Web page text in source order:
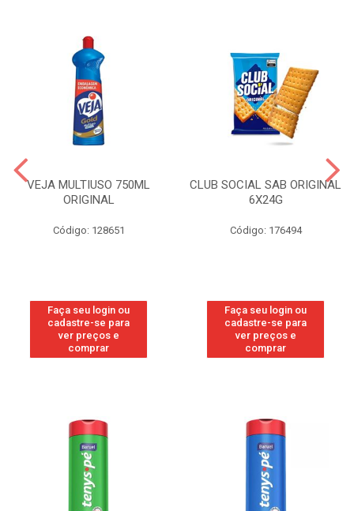
VEJA MULTIUSO 750ML
ORIGINAL
Código: 128651
Faça seu login ou
cadastre-se para
ver preços e
comprar
CLUB SOCIAL SAB ORIGINAL
6X24G
Código: 176494
Faça seu login ou
cadastre-se para
ver preços e
comprar